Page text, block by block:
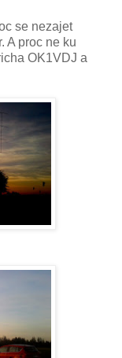
se nezajet
A proc ne ku
OK1VDJ a